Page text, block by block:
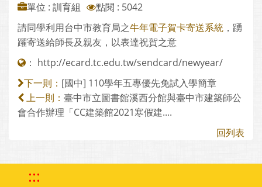
單位 : 訓育組
點閱 : 5042
請同學利用台中市教育局之牛年電子賀卡寄送系統 ，踴
躍寄送給師長及親友，以表達祝賀之意
： http://ecard.tc.edu.tw/sendcard/newyear/
下一則： [國中] 110學年五專優先免試入學簡章
上一則： 臺中市立圖書館溪西分館與臺中市建築師公
會合作辦理「CC建築館2021寒假建....
回列表
:::